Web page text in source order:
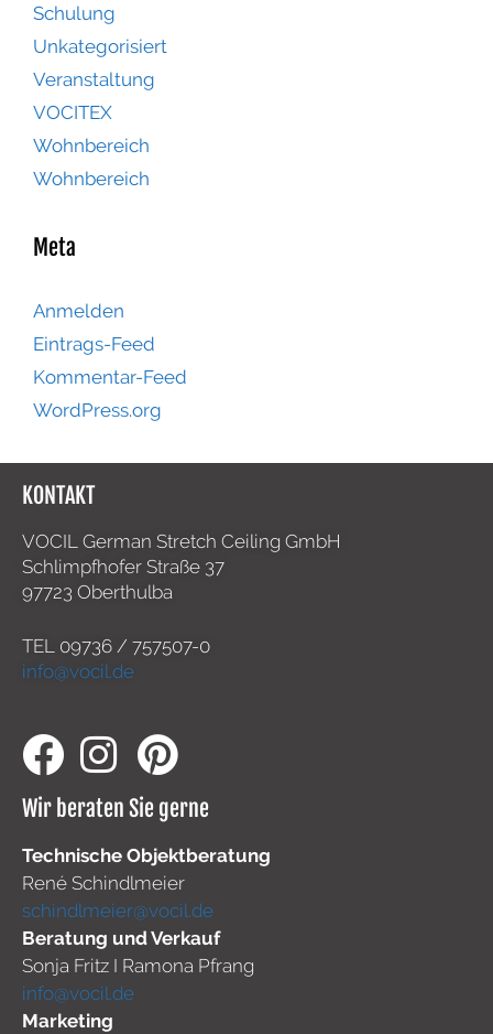
Schulung
Unkategorisiert
Veranstaltung
VOCITEX
Wohnbereich
Wohnbereich
Meta
Anmelden
Eintrags-Feed
Kommentar-Feed
WordPress.org
KONTAKT
VOCIL German Stretch Ceiling GmbH
Schlimpfhofer Straße 37
97723 Oberthulba
TEL 09736 / 757507-0
info@vocil.de
Wir beraten Sie gerne
Technische Objektberatung
René Schindlmeier
schindlmeier@vocil.de
Beratung und Verkauf
Sonja Fritz I Ramona Pfrang
info@vocil.de
Marketing